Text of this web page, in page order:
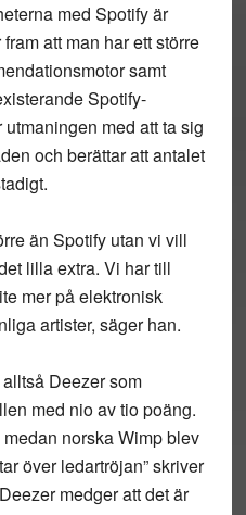
med Spotify är
att man har ett större
samt
Spotify-
med att ta sig
och berättar att antalet
än Spotify utan vi vill
lilla extra. Vi har till
mer på elektronisk
artister, säger han.
Deezer som
med nio av tio poäng.
norska Wimp blev
över ledartröjan” skriver
medger att det är